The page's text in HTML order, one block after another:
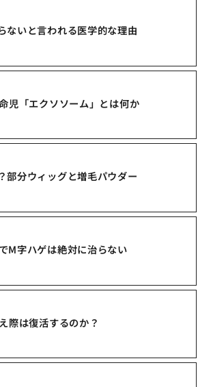
ないと言われる医学的な理由
児「エクソソーム」とは何か
部分ウィッグと増毛パウダー
M字ハゲは絶対に治らない
際は復活するのか？